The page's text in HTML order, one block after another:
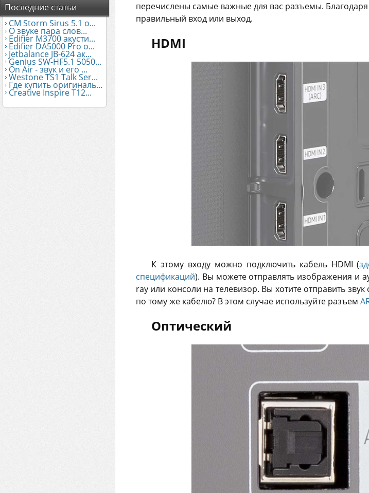
Последние статьи
CM Storm Sirus 5.1 о...
О звуке пара слов...
Edifier М3700 акусти...
Edifier DA5000 Pro о...
Jetbalance JB-624 ак...
Genius SW-HF5.1 5050...
On Air - звук и его ...
Westone TS1 Talk Ser...
Где купить оригиналь...
Creative Inspire T12...
перечислены самые важные для вас разъемы.
правильный вход или выход.
HDMI
К этому входу можно подключить кабель HDMI (
спецификаций). Вы можете отправлять изображения и
ray или консоли на телевизор. Вы хотите отправить
по тому же кабелю? В этом случае используйте разъем
Оптический